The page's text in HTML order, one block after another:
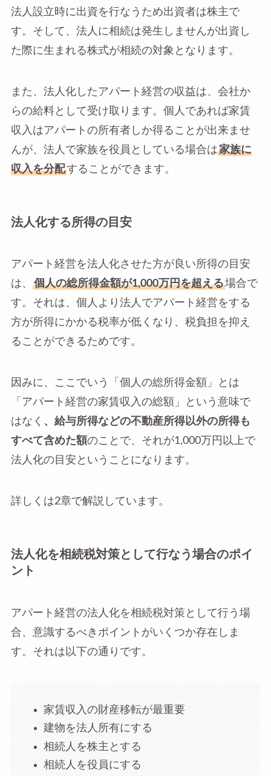
法人設立時に出資を行なうため出資者は株主で
す。そして、法人に相続は発生しませんが出資し
た際に生まれる株式が相続の対象となります。
また、法人化したアパート経営の収益は、会社か
らの給料として受け取ります。個人であれば家賃
収入はアパートの所有者しか得ることが出来ませ
んが、法人で家族を役員としている場合は家族に
収入を分配することができます。
法人化する所得の目安
アパート経営を法人化させた方が良い所得の目安
は、
個人の総所得金額が1,000万円を超える場合で
す。それは、個人より法人でアパート経営をする
方が所得にかかる税率が低くなり、税負担を抑え
ることができるためです。
因みに、ここでいう「個人の総所得金額」とは
「アパート経営の家賃収入の総額」という意味で
はなく 、給与所得などの不動産所得以外の所得も
すべて含めた額のことで、それが1,000万円以上で
法人化の目安ということになります。
詳しくは2章で解説しています。
法人化を相続税対策として行なう場合のポイ
ント
アパート経営の法人化を相続税対策として行う場
合、意識するべきポイントがいくつか存在しま
す。それは以下の通りです。
家賃収入の財産移転が最重要
建物を法人所有にする
相続人を株主とする
相続人を役員にする